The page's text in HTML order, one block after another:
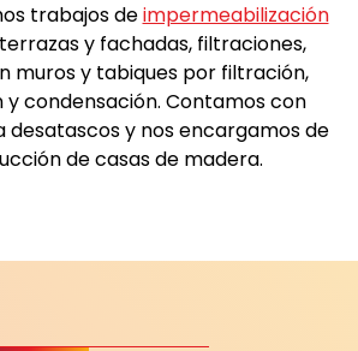
trabajos deimpermeabilización
y fachadas, filtraciones,
muros y tabiques por filtración,
y condensación. Contamos con
desatascos y nos encargamos de
de casas de madera.